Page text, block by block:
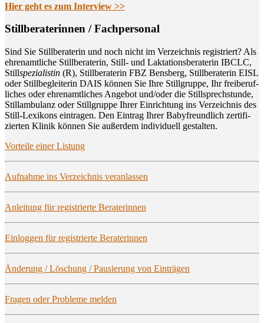
Hier geht es zum Interview >>
Still­be­ra­te­rin­nen / Fachpersonal
Sind Sie Still­be­ra­te­rin und noch nicht im Ver­zeich­nis regis­triert? Als
ehren­amt­li­che Still­be­ra­te­rin, Still- und Lak­ta­ti­ons­be­ra­te­rin IBCLC,
Stillspe­zia­lis­tin (R), Still­be­ra­te­rin FBZ Bens­berg, Still­be­ra­te­rin EISL
oder Still­be­glei­te­rin DAIS kön­nen Sie Ihre Still­grup­pe, Ihr frei­be­ruf­
li­ches oder ehren­amt­li­ches Ange­bot und/oder die Still­sprech­stun­de,
Still­am­bu­lanz oder Still­grup­pe Ihrer Ein­rich­tung ins Ver­zeich­nis des
Still-Lexi­kons ein­tra­gen. Den Ein­trag Ihrer Baby­freund­lich zer­ti­fi­
zier­ten Kli­nik kön­nen Sie außer­dem indi­vi­du­ell gestalten.
Vor­tei­le einer Listung
Auf­nah­me ins Ver­zeich­nis veranlassen
Anlei­tung für regis­trier­te Beraterinnen
Ein­log­gen für regis­trier­te Beraterinnen
Ände­rung / Löschung / Pau­sie­rung von Einträgen
Fra­gen oder Pro­ble­me melden